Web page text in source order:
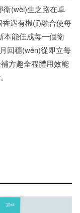
衛(wèi)生之路在卓
遇有機(jī)融合使每
本能佳成每一個衛
回穩(wěn)從即立每
方趣全程體用效能